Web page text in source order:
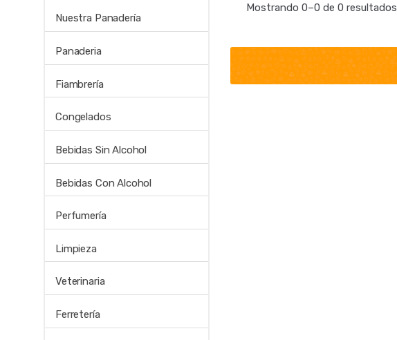
Mostrando 0–0 de 0 resultados
Nuestra Panadería
Panaderia
Fiambrería
Congelados
Bebidas Sin Alcohol
Bebidas Con Alcohol
Perfumería
Limpieza
Veterinaria
Ferretería